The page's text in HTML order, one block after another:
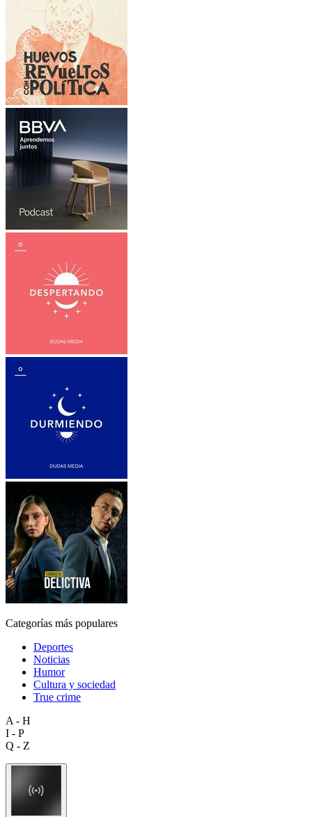
Categorías más populares
Deportes
Noticias
Humor
Cultura y sociedad
True crime
A - H
I - P
Q - Z